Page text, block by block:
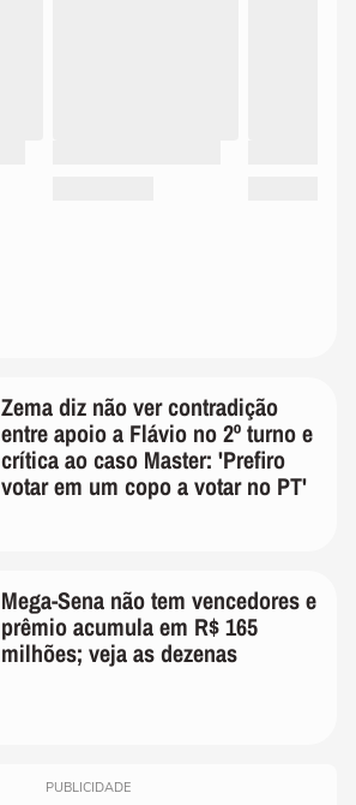
Zema diz não ver contradição
entre apoio a Flávio no 2º turno e
crítica ao caso Master: 'Prefiro
votar em um copo a votar no PT'
Mega-Sena não tem vencedores e
prêmio acumula em R$ 165
milhões; veja as dezenas
PUBLICIDADE